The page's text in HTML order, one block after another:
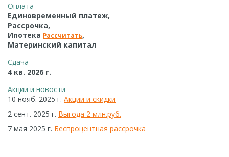
Оплата
Единовременный платеж,
Рассрочка,
Ипотека Рассчитать,
Материнский капитал
Сдача
4 кв. 2026 г.
Акции и новости
10 нояб. 2025 г. Акции и скидки
2 сент. 2025 г. Выгода 2 млн.руб.
7 мая 2025 г. Беспроцентная рассрочка